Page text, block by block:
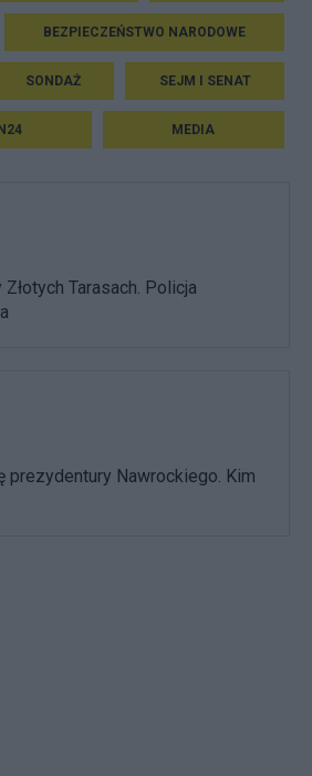
BEZPIECZEŃSTWO NARODOWE
SONDAŻ SEJM I SENAT
MEDIA
Tarasach. Policja
prezydentury Nawrockiego. Kim